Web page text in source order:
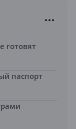
готовят
паспорт